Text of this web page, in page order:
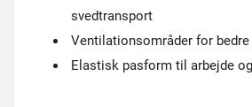
svedtransport
Ventilationsområder for bedre
Elastisk pasform til arbejde